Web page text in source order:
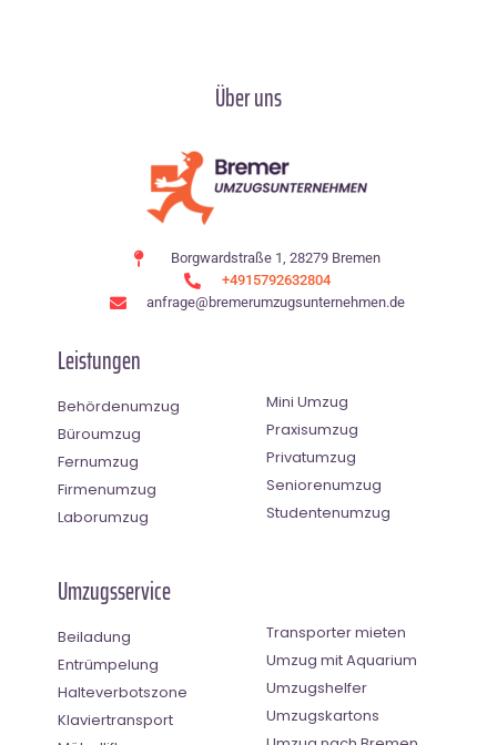
Über uns
Borgwardstraße 1, 28279 Bremen
+4915792632804
anfrage@bremerumzugsunternehmen.de
Leistungen
Behördenumzug
Büroumzug
Fernumzug
Firmenumzug
Laborumzug
Mini Umzug
Praxisumzug
Privatumzug
Seniorenumzug
Studentenumzug
Umzugsservice
Beiladung
Entrümpelung
Halteverbotszone
Klaviertransport
Transporter mieten
Umzug mit Aquarium
Umzugshelfer
Umzugskartons